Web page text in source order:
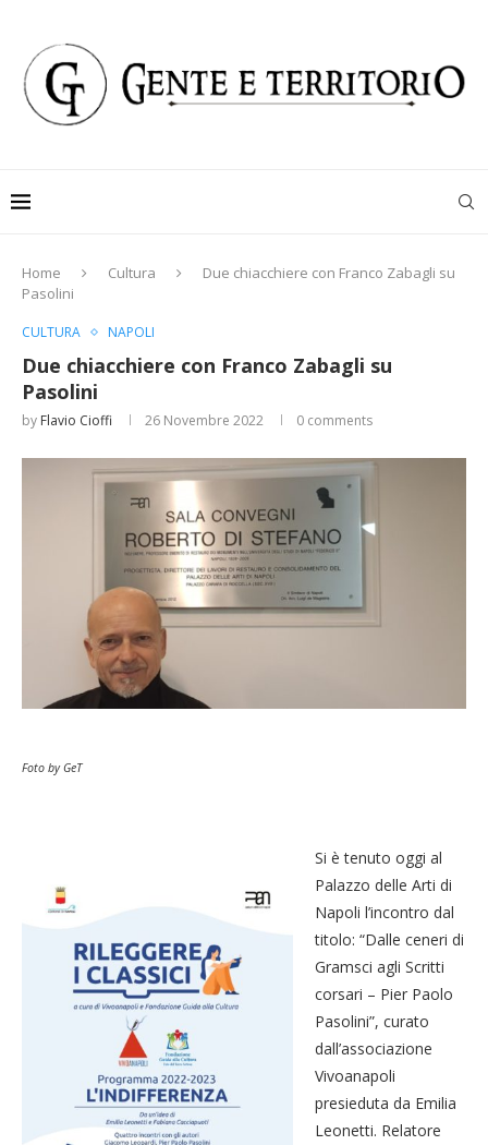
Home Cultura
Due chiacchiere con Franco Zabagli su
Pasolini
CULTURA NAPOLI
Due chiacchiere con Franco Zabagli su
Pasolini
by Flavio Cioffi 26 Novembre 2022 0 comments
Foto by GeT
Si è tenuto oggi al
Palazzo delle Arti di
Napoli l’incontro dal
titolo: “Dalle ceneri di
Gramsci agli Scritti
corsari – Pier Paolo
Pasolini”, curato
dall’associazione
Vivoanapoli
presieduta da Emilia
Leonetti. Relatore